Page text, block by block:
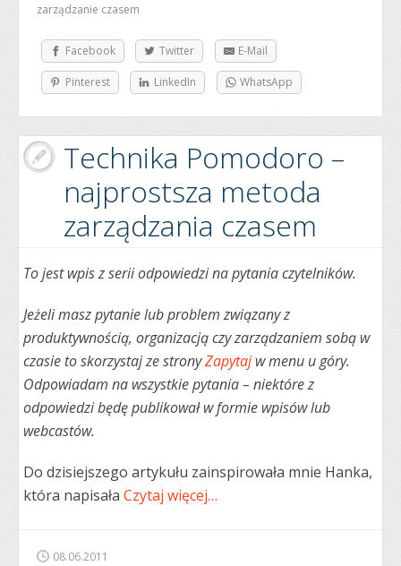
zarządzanie czasem
Facebook Twitter E-Mail
Pinterest LinkedIn WhatsApp
Technika Pomodoro –
najprostsza metoda
zarządzania czasem
To jest wpis z serii odpowiedzi na pytania czytelników.
Jeżeli masz pytanie lub problem związany z
produktywnością, organizacją czy zarządzaniem sobą w
czasie to skorzystaj ze stronyZapytajw menu u góry.
Odpowiadam na wszystkie pytania – niektóre z
odpowiedzi będę publikował w formie wpisów lub
webcastów.
Do dzisiejszego artykułu zainspirowała mnie Hanka,
która napisała Czytaj więcej…
08.06.2011